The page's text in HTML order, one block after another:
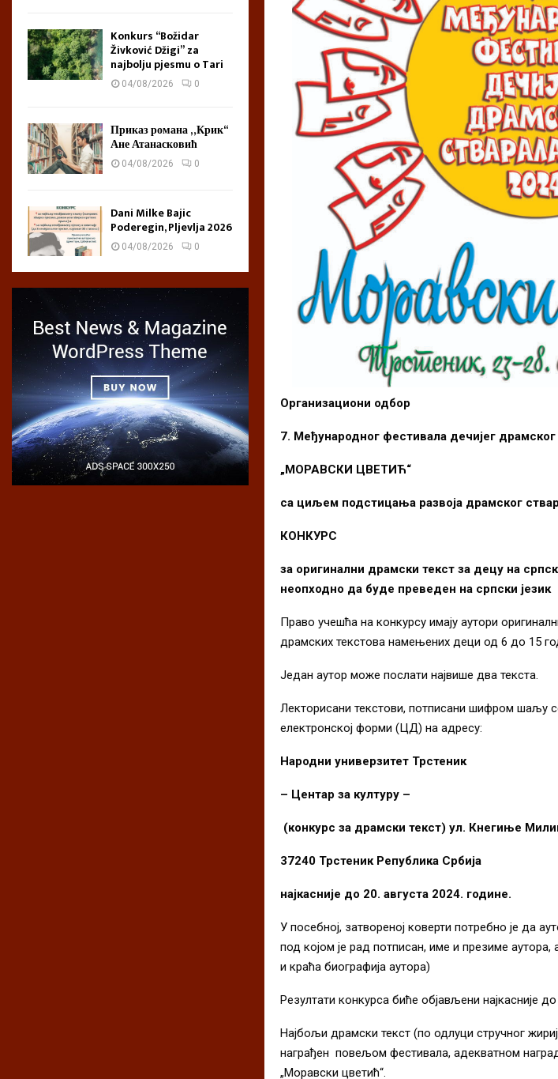
Организациони одбор
7. Међународног фестивала дечијег
„МОРАВСКИ ЦВЕТИЋ“
са циљем подстицања развоја драмског
КОНКУРС
за оригинални драмски текст за децу на
неопходно да буде преведен на српски језик
Право учешћа на конкурсу имају аутори
драмских текстова намењених деци од 6 до 15
Један аутор може послати највише два текста.
Лектoрисани текстови, потписани шифром шаљу
електронској форми (ЦД) на адресу:
Народни универзитет Трстеник
– Центар за културу –
(конкурс за драмски текст) ул. Кнегиње
37240 Трстеник Рeпублика Србија
најкаснијe до 20. августа 2024. годинe.
У посебној, затвореној коверти потребно је да
под којом је рад потписан, име и презиме
и краћа биографија аутора)
Рeзултати конкурса бићe објављeни најкаснијe
Најбољи драмски текст (по одлуци стручног
награђен повељом фестивала, адекватном
„Моравски цветић“.
Konkurs “Božidar
Živković Džigi” za
najbolju pjesmu o Tari
04/08/2026 0
Приказ романа „Крик“
Ане Атанасковић
04/08/2026 0
Dani Milke Bajic
Poderegin, Pljevlja 2026
04/08/2026 0